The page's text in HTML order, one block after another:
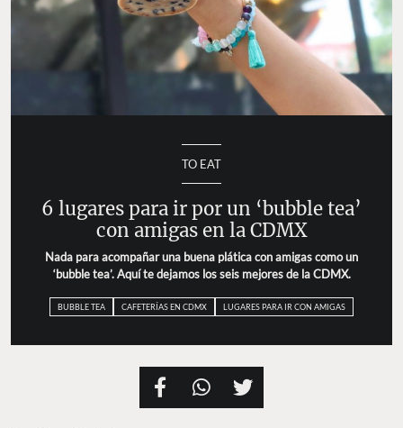
TO EAT
6 lugares para ir por un ‘bubble tea’
con amigas en la CDMX
Nada para acompañar una buena plática con amigas como un
‘bubble tea’. Aquí te dejamos los seis mejores de la CDMX.
BUBBLE TEA CAFETERÍAS EN CDMX LUGARES PARA IR CON AMIGAS